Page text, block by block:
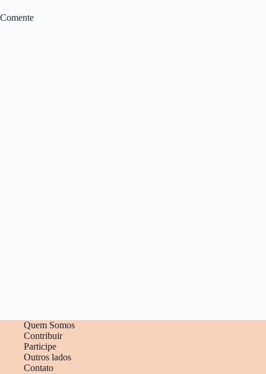
Comente
Quem Somos
Contribuir
Participe
Outros lados
Contato